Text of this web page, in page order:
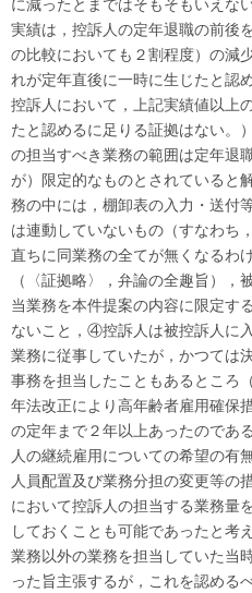
実績は，控訴人の定年退職の前後
の比較においても２割程度）の減
れが定年直後に一時に生じたと認
控訴人において，上記実績値以上
たと認めるに足りる証拠はない。
の担当すべき業務の範囲は定年退
が）限定的なものとされていると
務の中には，棚卸表の入力・送付
は連動していないもの（すなわち
直ちに同業務の全てが無くなるわ
（〈証拠略〉，弁論の全趣旨）
当業務を本件提案の内容に限定す
ないこと，④控訴人は被控訴人に
業務に従事していたが，かつては
事務を担当したこともあるところ
年法改正により高年齢者雇用確保
の定年まで２年以上あったのであ
人の継続雇用についての希望の有
人員配置及び業務分担の変更等の
において控訴人の担当する業務量
しておくことも可能であったと考
業務以外の業務を担当していた当
った旨主張するが，これを認め